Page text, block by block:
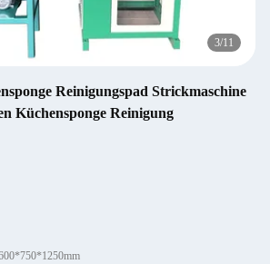
4/11
Reinigungspad Strickmaschine
Küchensponge Reinigung